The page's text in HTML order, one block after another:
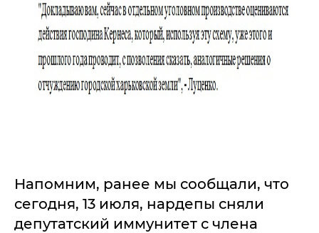
Напомним, ранее мы сообщали, что
сегодня, 13 июля, нардепы сняли
депутатский иммунитет с члена